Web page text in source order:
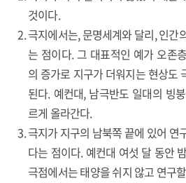
것이다.
극지에서는, 문명세계와 달리, 인간
는 점이다. 그 대표적인 예가 오존
의 증가로 지구가 더워지는 현상도
된다. 예컨대, 남극반도 일대의 빙
르게 올라간다.
극지가 지구의 남북쪽 끝에 있어 연
다는 점이다. 예컨대 여섯 달 동안
극점에서는 태양을 쉬지 않고 연구